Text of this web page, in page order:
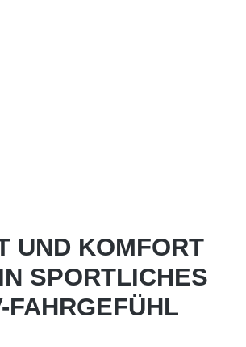
UND KOMFORT
SPORTLICHES
FAHRGEFÜHL